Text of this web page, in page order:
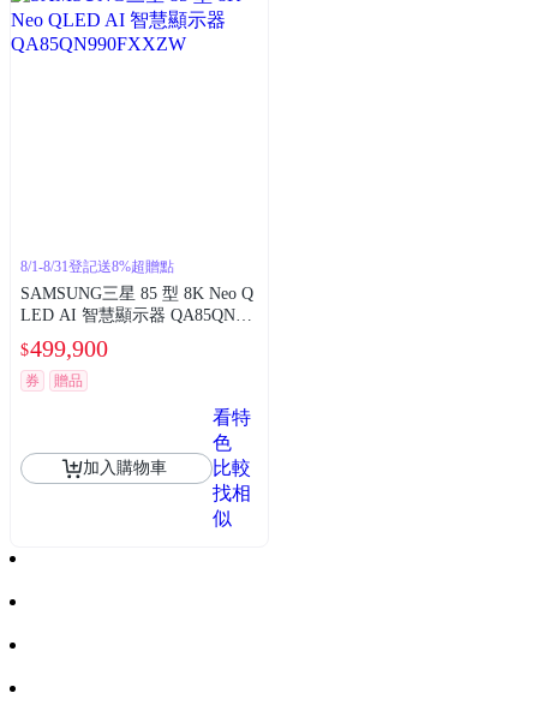
8/1-8/31登記送8%超贈點
SAMSUNG三星 85 型 8K Neo Q
LED AI 智慧顯示器 QA85QN99
$499,900
券 贈品
加入購物車
看特
色
比較
找相
似